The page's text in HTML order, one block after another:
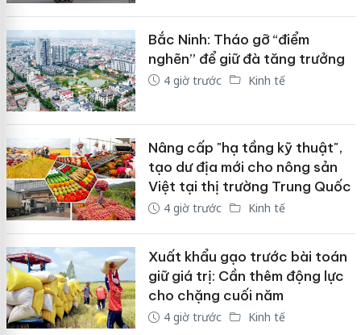
Bắc Ninh: Tháo gỡ “điểm
nghẽn” để giữ đà tăng trưởng
4 giờ trước Kinh tế
Nâng cấp "hạ tầng kỹ thuật",
tạo dư địa mới cho nông sản
Việt tại thị trường Trung Quốc
4 giờ trước Kinh tế
Xuất khẩu gạo trước bài toán
giữ giá trị: Cần thêm động lực
cho chặng cuối năm
4 giờ trước Kinh tế